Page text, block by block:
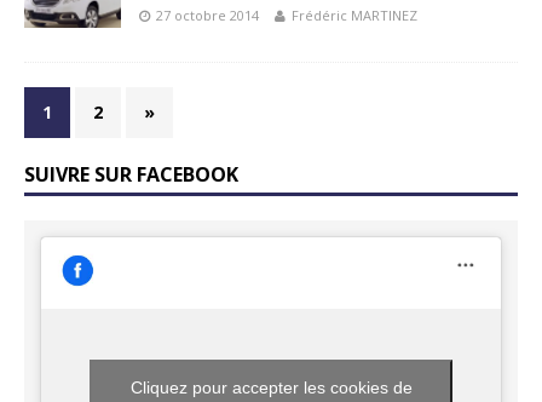
27 octobre 2014 Frédéric MARTINEZ
1 2 »
SUIVRE SUR FACEBOOK
Cliquez pour accepter les cookies de